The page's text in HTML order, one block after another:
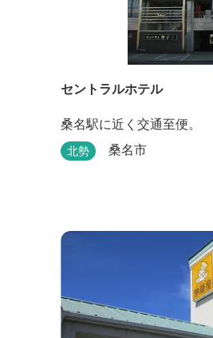
セントラルホテル
桑名駅に近く交通至便。
北勢 桑名市